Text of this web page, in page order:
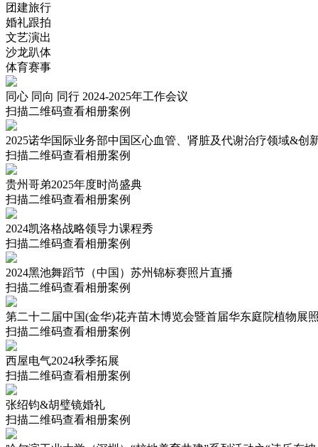
团建旅行
婚礼跟拍
文艺演出
沙龙趴体
体育赛事
同心 同向 同行 2024-2025年工作会议
扫描二维码查看相册案例
2025诺华国际业务部中国区心血管、肾脏及代谢治疗领域&创
扫描二维码查看相册案例
贵州哥弟2025年度时尚盛典
扫描二维码查看相册案例
2024凯洛格战略领导力课程秀
扫描二维码查看相册案例
2024黑池舞蹈节（中国）苏州锦标赛照片直播
扫描二维码查看相册案例
第二十二届中国(金华)花卉苗木博览会暨首届华东庭院植物展
扫描二维码查看相册案例
西屋电气2024秋季拓展
扫描二维码查看相册案例
张绍钧&胡璧镜婚礼
扫描二维码查看相册案例